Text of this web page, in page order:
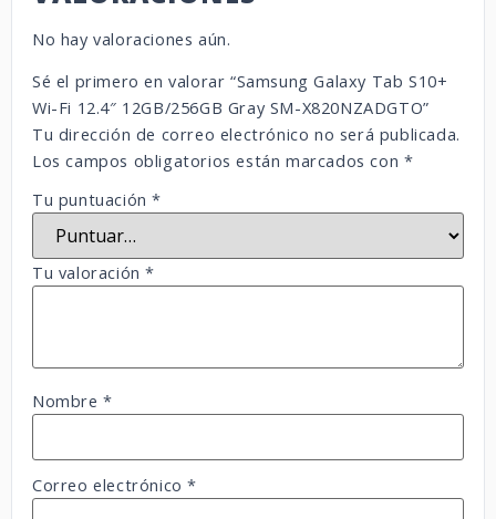
No hay valoraciones aún.
Sé el primero en valorar “Samsung Galaxy Tab S10+
Wi-Fi 12.4″ 12GB/256GB Gray SM-X820NZADGTO”
Tu dirección de correo electrónico no será publicada.
Los campos obligatorios están marcados con *
Tu puntuación*
Tu valoración*
Nombre*
Correo electrónico*